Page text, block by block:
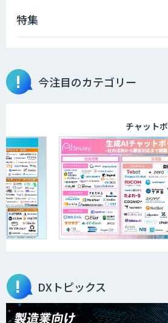
特集
今注目のカテゴリー
チャットボット
DXトピックス